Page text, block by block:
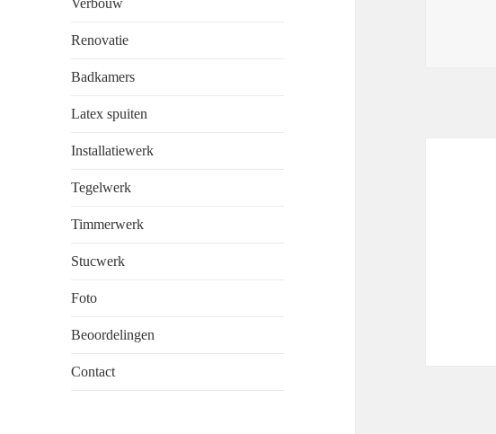
Verbouw
Renovatie
Badkamers
Latex spuiten
Installatiewerk
Tegelwerk
Timmerwerk
Stucwerk
Foto
Beoordelingen
Contact